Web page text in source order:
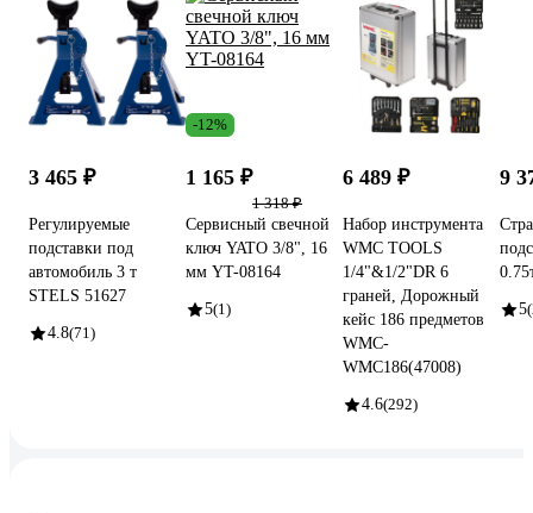
3 465 ₽
Регулируемые
подставки под
автомобиль 3 т
STELS 51627
4.8(71)
-12%
1 165 ₽
1 318 ₽
Сервисный свечной
ключ YATO 3/8", 16
мм YT-08164
5(1)
6 489 ₽
Набор инструмента
WMC TOOLS
1/4"&1/2"DR 6
граней, Дорожный
кейс 186 предметов
WMC-
WMC186(47008)
4.6(292)
9
5